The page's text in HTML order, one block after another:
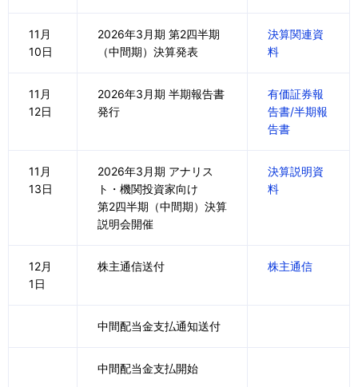
11月
10日
2026年3月期 第2四半期
（中間期）決算発表
決算関連資
料
11月
12日
2026年3月期 半期報告書
発行
有価証券報
告書/半期報
告書
11月
13日
2026年3月期 アナリス
ト・機関投資家向け
第2四半期（中間期）決算
説明会開催
決算説明資
料
12月
1日
株主通信送付 株主通信
中間配当金支払通知送付
中間配当金支払開始